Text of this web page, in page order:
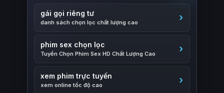
gái gọi riêng tư
danh sách chọn lọc chất lượng cao
phim sex chọn lọc
Tuyển Chọn Phim Sex HD Chất Lượng Cao
xem phim trực tuyến
xem online tốc độ cao